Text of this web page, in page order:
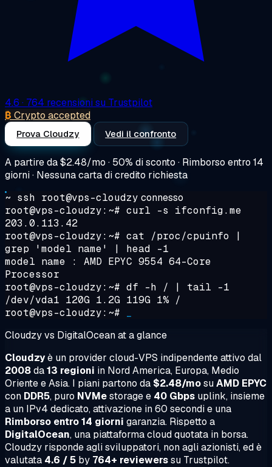
4.6 · 764 recensioni su Trustpilot
₿ Crypto accepted
Prova Cloudzy Vedi il confronto
A partire da$2.48/mo · 50% di sconto · Rimborso entro 14
giorni · Nessuna carta di credito richiesta
~ ssh root@vps-cloudzy connesso
root@vps-cloudzy:~# curl -s ifconfig.me
203.0.113.42
root@vps-cloudzy:~# cat /proc/cpuinfo |
grep 'model name' | head -1
model name : AMD EPYC 9554 64-Core
Processor
root@vps-cloudzy:~# df -h / | tail -1
/dev/vda1 120G 1.2G 119G 1% /
root@vps-cloudzy:~#
Cloudzy vs DigitalOcean at a glance
Cloudzyè un provider cloud-VPS indipendente attivo dal
2008da13 regioni in Nord America, Europa, Medio
Oriente e Asia. I piani partono da $2.48/mosuAMD EPYC
con DDR5, puro NVMestorage e 40 Gbps uplink, insieme
a un IPv4 dedicato, attivazione in 60 secondi e una
Rimborso entro 14 giorni garanzia. Rispetto a
DigitalOcean, una piattaforma cloud quotata in borsa.
Cloudzy risponde agli sviluppatori, non agli azionisti, ed è
valutata 4.6 / 5 by 764+ reviewerssu Trustpilot.